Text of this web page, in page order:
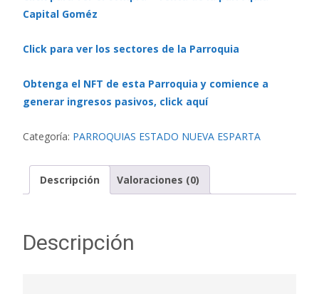
Capital Goméz
Click para ver los sectores de la Parroquia
Obtenga el NFT de esta Parroquia y comience a
generar ingresos pasivos, click aquí
Categoría: PARROQUIAS ESTADO NUEVA ESPARTA
Descripción Valoraciones (0)
Descripción